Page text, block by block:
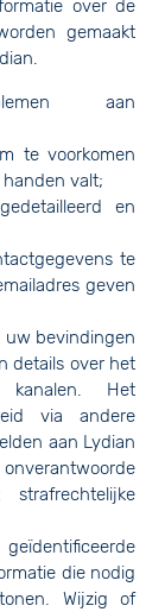
over de
gemaakt
aan
te voorkomen
valt;
en
te
geven
uw bevindingen
details over het
kanalen. Het
via andere
aan Lydian
die nodig
Wijzig of